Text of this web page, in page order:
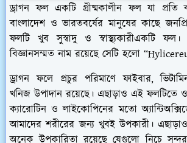
ড্রাগন ফল একটি গ্রীষ্মকালীন ফল যা প্রতি
বাংলাদেশ ও ভারতবর্ষের মানুষের কাছে
ফলটি খুব সুস্বাদু ও স্বাস্থ্যকারীএকটি
বিজ্ঞানসম্মত নাম রয়েছে সেটি হলো
ড্রাগন ফলে প্রচুর পরিমাণে ফাইবার,
খনিজ উপাদান রয়েছে। এছাড়াও এই ফলটিতে
ক্যারোটিন ও লাইকোপিনের মতো
আমাদের শরীরের জন্য খুবই উপকারী।
অনেক উপকারিতা রয়েছে যেগুলো নিচে